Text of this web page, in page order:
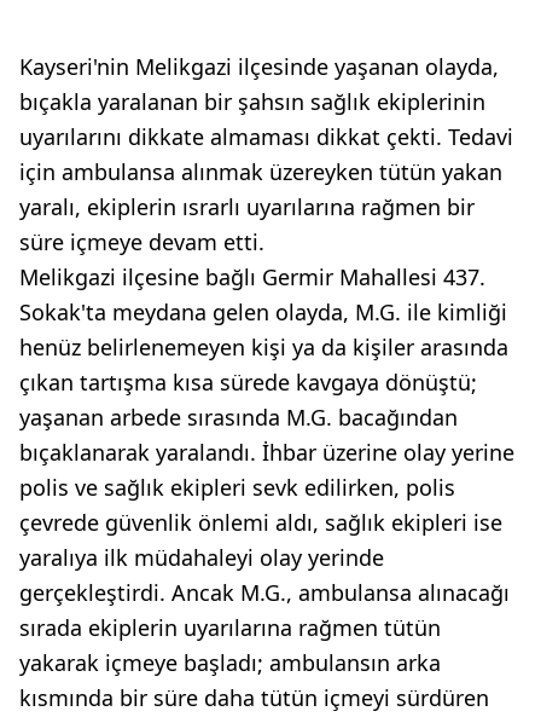
Kayseri'nin Melikgazi ilçesinde yaşanan olayda,
bıçakla yaralanan bir şahsın sağlık ekiplerinin
uyarılarını dikkate almaması dikkat çekti. Tedavi
için ambulansa alınmak üzereyken tütün yakan
yaralı, ekiplerin ısrarlı uyarılarına rağmen bir
süre içmeye devam etti.
Melikgazi ilçesine bağlı Germir Mahallesi 437.
Sokak'ta meydana gelen olayda, M.G. ile kimliği
henüz belirlenemeyen kişi ya da kişiler arasında
çıkan tartışma kısa sürede kavgaya dönüştü;
yaşanan arbede sırasında M.G. bacağından
bıçaklanarak yaralandı. İhbar üzerine olay yerine
polis ve sağlık ekipleri sevk edilirken, polis
çevrede güvenlik önlemi aldı, sağlık ekipleri ise
yaralıya ilk müdahaleyi olay yerinde
gerçekleştirdi. Ancak M.G., ambulansa alınacağı
sırada ekiplerin uyarılarına rağmen tütün
yakarak içmeye başladı; ambulansın arka
kısmında bir süre daha tütün içmeyi sürdüren